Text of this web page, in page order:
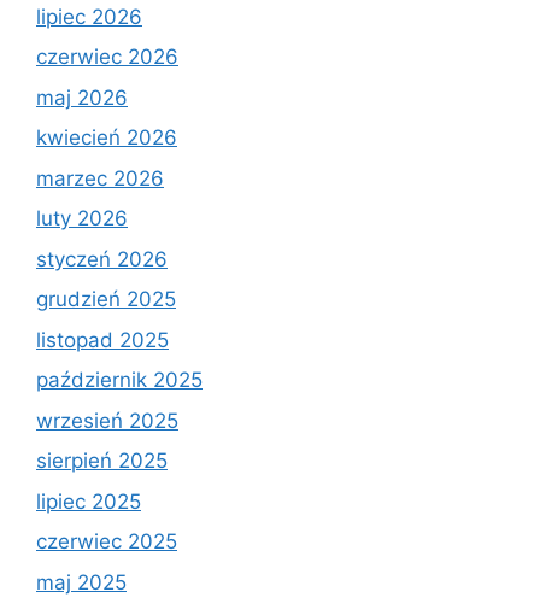
lipiec 2026
czerwiec 2026
maj 2026
kwiecień 2026
marzec 2026
luty 2026
styczeń 2026
grudzień 2025
listopad 2025
październik 2025
wrzesień 2025
sierpień 2025
lipiec 2025
czerwiec 2025
maj 2025